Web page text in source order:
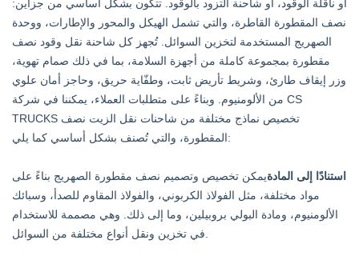
أو ناقلة الوقود، أو شاحنة التزود بالوقود. تتكون بشكل أساسي من جزأين:
نصف المقطورة القاطرة، والتي تشمل الهيكل والمحور والإطارات، ووحدة
الصهريج المستخدمة لتخزين السوائل. تُجهز كل شاحنة نقل وقود نصف
مقطورة بمجموعة كاملة من أجهزة السلامة، بما في ذلك صمام تهوية،
وزر إيقاف طارئ، وشريط تأريض ثابت، وطفّاية حريق، وحاجز أمان علوي
من الألومنيوم. وبناءً على متطلبات العملاء، يمكننا في شركة CS
TRUCKS تخصيص نماذج مختلفة من شاحنات نقل الزيت نصف
المقطورة، والتي تُصنف بشكل أساسي كما يلي:
استنادًا إلى المادةيمكن تخصيص وتصميم نصف مقطورة الصهريج بناءً على
مواد مختلفة، مثل الفولاذ الكربوني، والفولاذ المقاوم للصدأ، وسبائك
الألومنيوم، ومادة البولي بروبيلين، وما إلى ذلك. وهي مصممة للاستخدام